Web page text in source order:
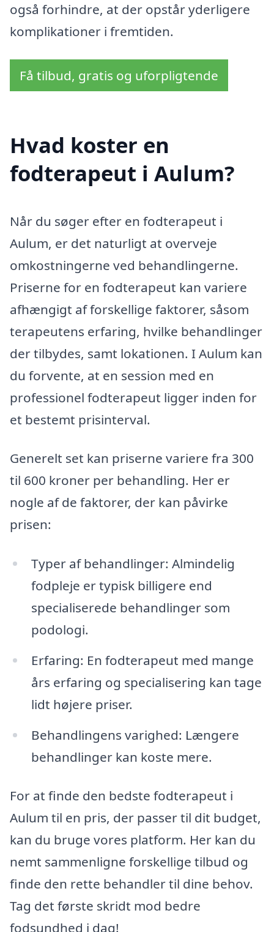
også forhindre, at der opstår yderligere
komplikationer i fremtiden.
Få tilbud, gratis og uforpligtende
Hvad koster en
fodterapeut i Aulum?
Når du søger efter en fodterapeut i
Aulum, er det naturligt at overveje
omkostningerne ved behandlingerne.
Priserne for en fodterapeut kan variere
afhængigt af forskellige faktorer, såsom
terapeutens erfaring, hvilke behandlinger
der tilbydes, samt lokationen. I Aulum kan
du forvente, at en session med en
professionel fodterapeut ligger inden for
et bestemt prisinterval.
Generelt set kan priserne variere fra 300
til 600 kroner per behandling. Her er
nogle af de faktorer, der kan påvirke
prisen:
Typer af behandlinger: Almindelig
fodpleje er typisk billigere end
specialiserede behandlinger som
podologi.
Erfaring: En fodterapeut med mange
års erfaring og specialisering kan tage
lidt højere priser.
Behandlingens varighed: Længere
behandlinger kan koste mere.
For at finde den bedste fodterapeut i
Aulum til en pris, der passer til dit budget,
kan du bruge vores platform. Her kan du
nemt sammenligne forskellige tilbud og
finde den rette behandler til dine behov.
Tag det første skridt mod bedre
fodsundhed i dag!